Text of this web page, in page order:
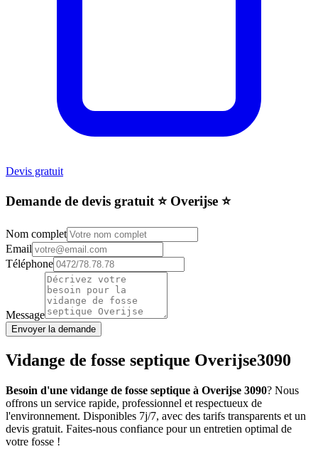
Devis gratuit
Demande de devis gratuit ⭐️ Overijse ⭐️
Nom complet
Email
Téléphone
Message
Envoyer la demande
Vidange de fosse septique Overijse3090
Besoin d'une vidange de fosse septique à Overijse 3090? Nous
offrons un service rapide, professionnel et respectueux de
l'environnement. Disponibles 7j/7, avec des tarifs transparents et un
devis gratuit. Faites-nous confiance pour un entretien optimal de
votre fosse !